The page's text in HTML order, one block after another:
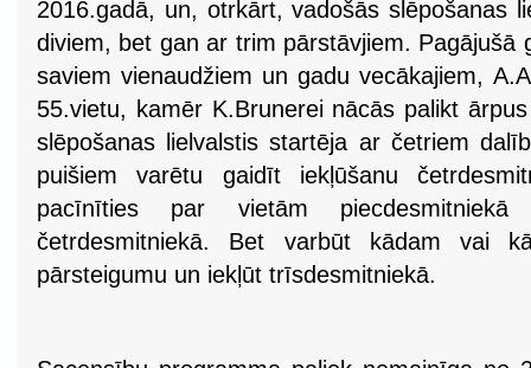
2016.gadā, un, otrkārt, vadošās slēpošanas
diviem, bet gan ar trim pārstāvjiem. Pagājušā
saviem vienaudžiem un gadu vecākajiem,
55.vietu, kamēr K.Brunerei nācās palikt
slēpošanas lielvalstis startēja ar četriem
puišiem varētu gaidīt iekļūšanu
pacīnīties par vietām
četrdesmitniekā. Bet varbūt kādam vai
pārsteigumu un iekļūt trīsdesmitniekā.